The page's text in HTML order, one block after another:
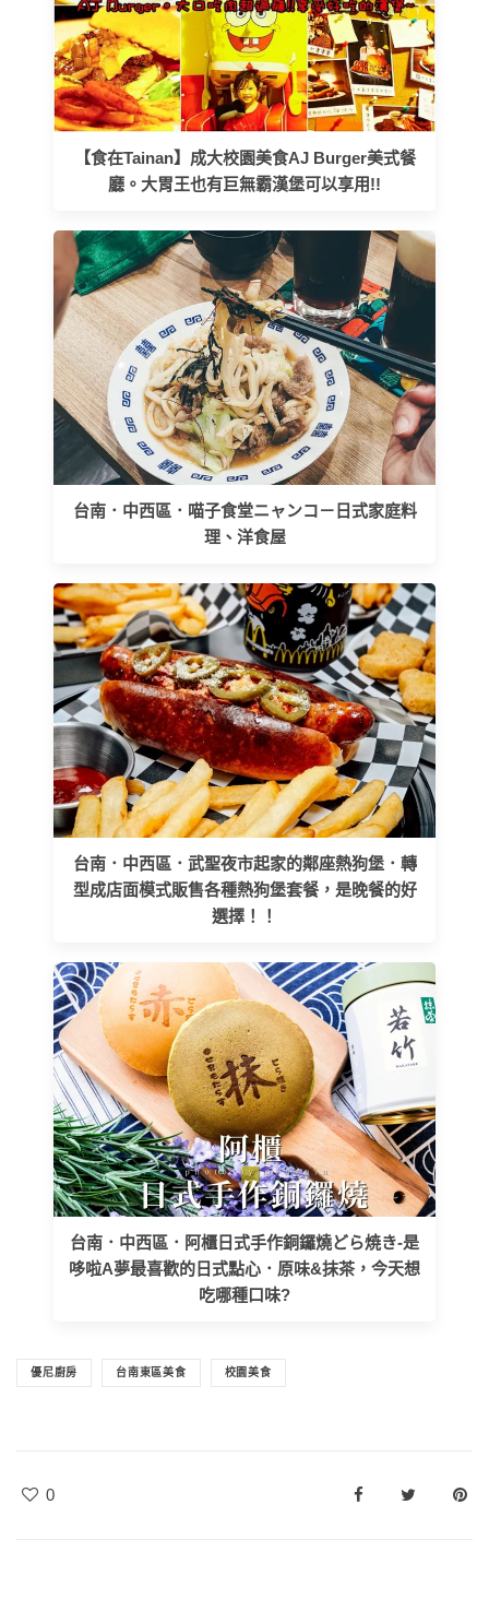
【食在Tainan】成大校園美食AJ Burger美式餐
廳。大胃王也有巨無霸漢堡可以享用!!
台南．中西區．喵子食堂ニャンコ－日式家庭料
理、洋食屋
台南．中西區．武聖夜市起家的鄰座熱狗堡．轉
型成店面模式販售各種熱狗堡套餐，是晚餐的好
選擇！！
台南．中西區．阿櫃日式手作銅鑼燒どら焼き-是
哆啦A夢最喜歡的日式點心．原味&抹茶，今天想
吃哪種口味?
優尼廚房 台南東區美食 校園美食
0